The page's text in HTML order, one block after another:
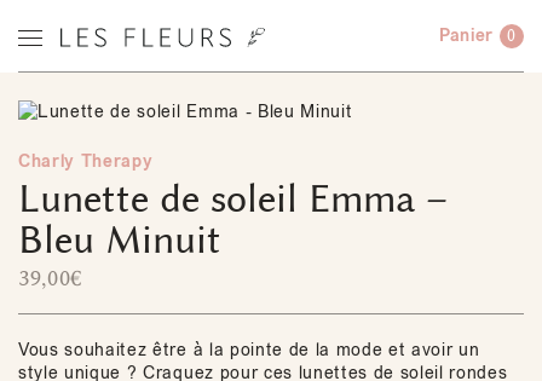
Panier 0
Charly Therapy
Lunette de soleil Emma –
Bleu Minuit
39,00€
Vous souhaitez être à la pointe de la mode et avoir un
style unique ? Craquez pour ces lunettes de soleil rondes